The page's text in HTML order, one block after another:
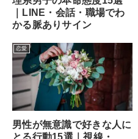
｜LINE・会話・職場でわ
かる脈ありサイン
恋愛
男性が無意識で好きな人に
とる行動15選｜視線・